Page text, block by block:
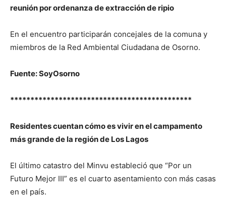
reunión por ordenanza de extracción de ripio
En el encuentro participarán concejales de la comuna y
miembros de la Red Ambiental Ciudadana de Osorno.
Fuente: SoyOsorno
*********************************************
Residentes cuentan cómo es vivir en el campamento
más grande de la región de Los Lagos
El último catastro del Minvu estableció que “Por un
Futuro Mejor III” es el cuarto asentamiento con más casas
en el país.